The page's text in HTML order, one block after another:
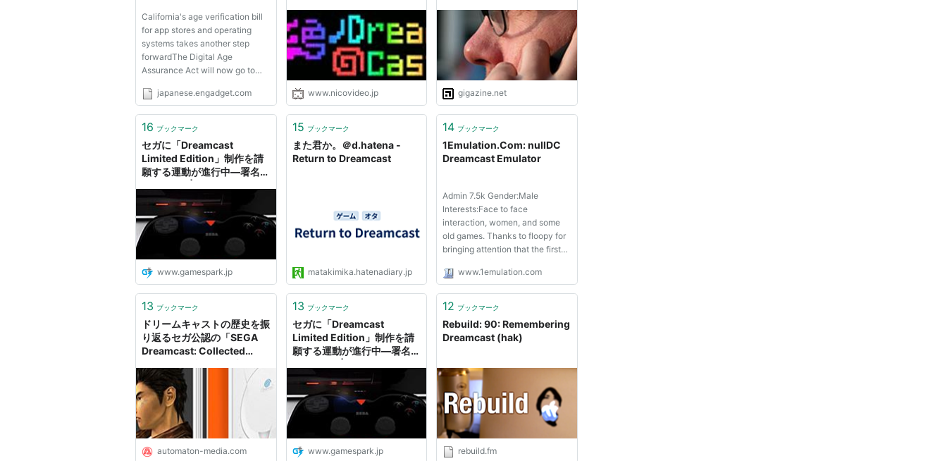
Engadget Japanese
California's age verification bill
for app stores and operating
systems takes another step
forwardThe Digital Age
Assurance Act will now go to
Roblox hit with wrongful death
suicideAccording to The New
legal a...
japanese.engadget.com www.nicovideo.jp gigazine.net
16 ブックマーク
セガに「Dreamcast
Limited Edition」制作を請
願する運動が進行中―署名数
国内・海外ゲーム情報サイト
www.gamespark.jp
15 ブックマーク
また君か。＠d.hatena -
Return to Dreamcast
matakimika.hatenadiary.jp
14 ブックマーク
1Emulation.Com: nullDC
Dreamcast Emulator
Admin 7.5k Gender:Male
Interests:Face to face
interaction, women, and some
old games. Thanks to floopy for
bringing attention that the first
greatest Dreamcast emulator,
is what drkIIRaziel has to say at
emulat...
www.1emulation.com
13 ブックマーク
ドリームキャストの歴史を振
り返るセガ公認の「SEGA
Dreamcast: Collected
資料や関係者インタビューな
どを収録 - AUTOMATON
automaton-media.com
13 ブックマーク
セガに「Dreamcast
Limited Edition」制作を請
願する運動が進行中―署名数
国内・海外ゲーム情報サイト
www.gamespark.jp
12 ブックマーク
Rebuild: 90: Remembering
Dreamcast (hak)
rebuild.fm